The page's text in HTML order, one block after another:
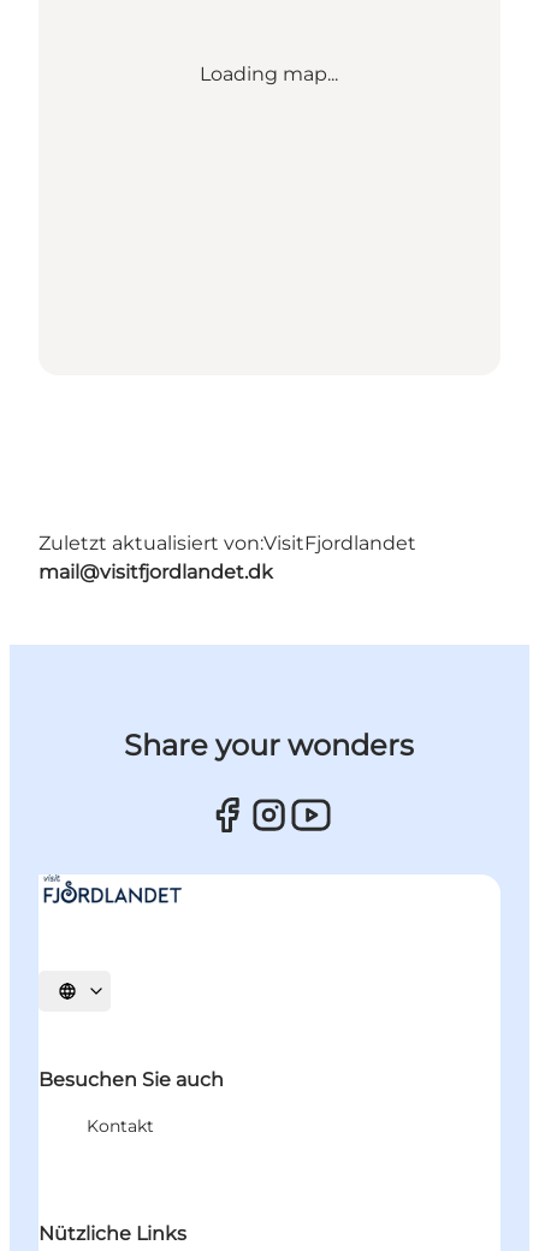
Loading map...
Zuletzt aktualisiert von:VisitFjordlandet
mail@visitfjordlandet.dk
Share your wonders
Sprache auswählen
Besuchen Sie auch
Kontakt
Nützliche Links